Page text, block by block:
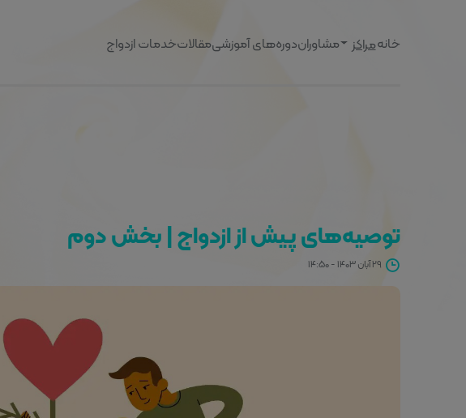
خانهمراکز مشاوراندوره‌های آموزشیمقالاتخدمات ازدواج
توصیه‌های پیش از ازدواج | بخش دوم
۲۹ آبان ۱۴۰۳ - ۱۴:۵۰